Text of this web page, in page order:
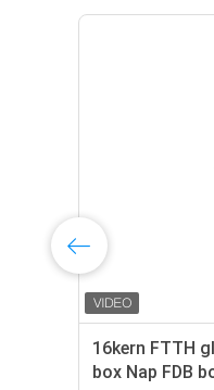
16kern FTTH
box Nap FDB